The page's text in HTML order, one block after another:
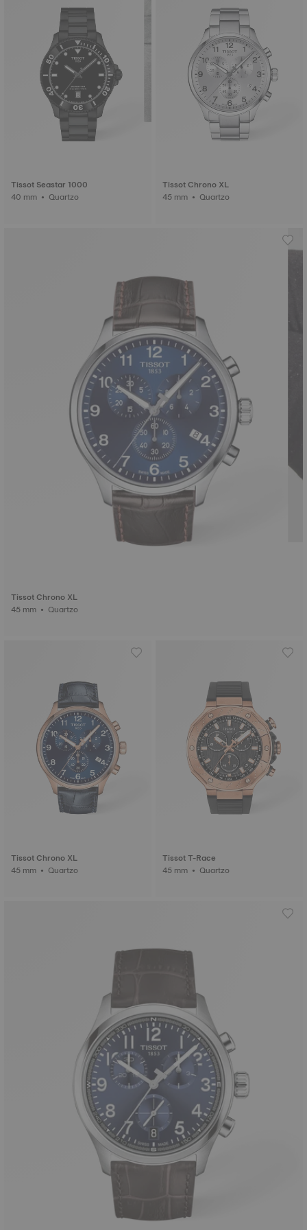
Tissot Seastar 1000
40 mm • Quartzo
Tissot Chrono XL
45 mm • Quartzo
Tissot Chrono XL
45 mm • Quartzo
Tissot Chrono XL
45 mm • Quartzo
Tissot T-Race
45 mm • Quartzo